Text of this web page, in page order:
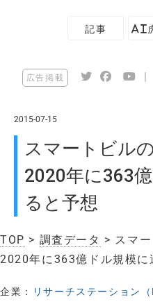
記事 AI
広告掲載
2015-07-15
スマートビル
2020年に363
ると予想
TOP > 調査データ > スマ
2020年に363億ドル規模に
企業： リサーチステーション